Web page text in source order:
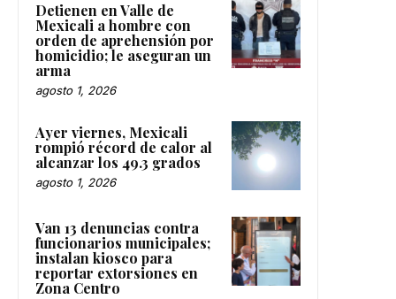
Detienen en Valle de
Mexicali a hombre con
orden de aprehensión por
homicidio; le aseguran un
arma
agosto 1, 2026
Ayer viernes, Mexicali
rompió récord de calor al
alcanzar los 49.3 grados
agosto 1, 2026
Van 13 denuncias contra
funcionarios municipales;
instalan kiosco para
reportar extorsiones en
Zona Centro